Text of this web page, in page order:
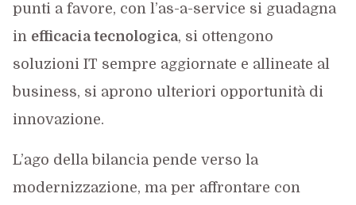
punti a favore, con l’as-a-service si guadagna
in efficacia tecnologica, si ottengono
soluzioni IT sempre aggiornate e allineate al
business, si aprono ulteriori opportunità di
innovazione.
L’ago della bilancia pende verso la
modernizzazione, ma per affrontare con